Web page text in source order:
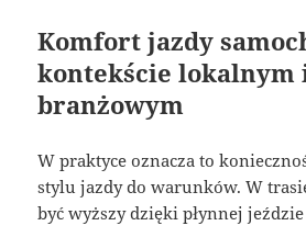
Komfort jazdy
kontekście lokalnym
branżowym
W praktyce oznacza to
stylu jazdy do warunków. W
być wyższy dzięki płynnej